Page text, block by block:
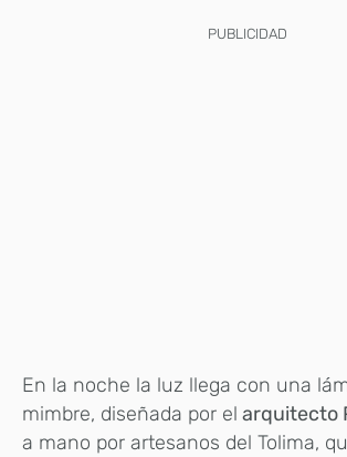
PUBLICIDAD
En la noche la luz llega con una
mimbre, diseñada por el arquitecto
a mano por artesanos del Tolima,